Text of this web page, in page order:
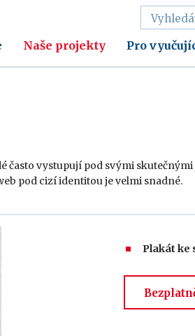
Naše projekty Pro
často vystupují pod svými
pod cizí identitou je velmi snadné.
Plakát ke